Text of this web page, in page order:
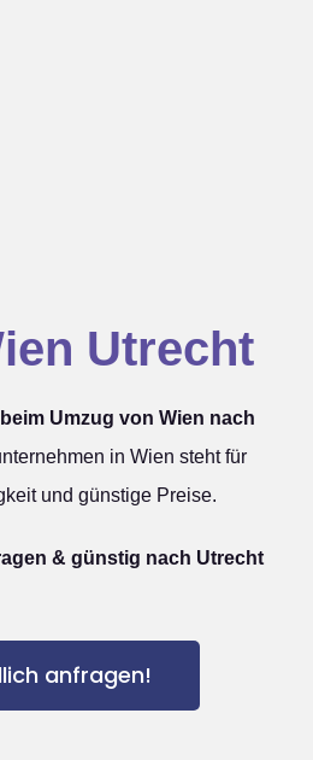
Utrecht
Umzug von Wien nach
in Wien steht für
und günstige Preise.
& günstig nach Utrecht
anfragen!